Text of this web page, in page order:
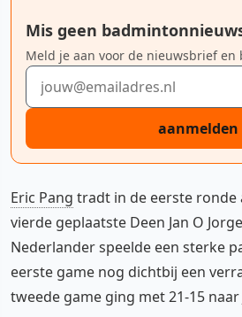
Mis geen
Meld je aan voor de nieuwsbrief en
E-mailadres
aanmelden
Eric Pang tradt in de eerste ronde
vierde geplaatste Deen Jan O
Nederlander speelde een sterke
eerste game nog dichtbij een
tweede game ging met 21-15 naar